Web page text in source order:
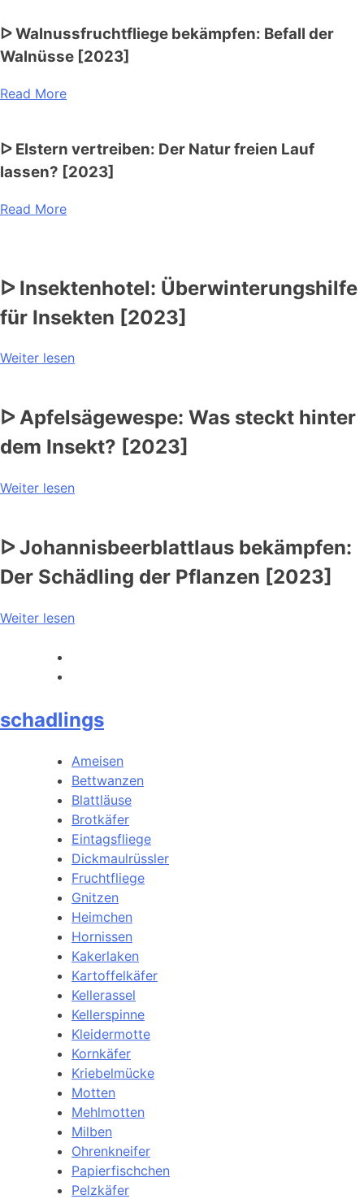
ᐅ Walnussfruchtfliege bekämpfen: Befall der
Walnüsse [2023]
Read More
ᐅ Elstern vertreiben: Der Natur freien Lauf
lassen? [2023]
Read More
ᐅ Insektenhotel: Überwinterungshilfe
für Insekten [2023]
Weiter lesen
ᐅ Apfelsägewespe: Was steckt hinter
dem Insekt? [2023]
Weiter lesen
ᐅ Johannisbeerblattlaus bekämpfen:
Der Schädling der Pflanzen [2023]
Weiter lesen
schadlings
Ameisen
Bettwanzen
Blattläuse
Brotkäfer
Eintagsfliege
Dickmaulrüssler
Fruchtfliege
Gnitzen
Heimchen
Hornissen
Kakerlaken
Kartoffelkäfer
Kellerassel
Kellerspinne
Kleidermotte
Kornkäfer
Kriebelmücke
Motten
Mehlmotten
Milben
Ohrenkneifer
Papierfischchen
Pelzkäfer